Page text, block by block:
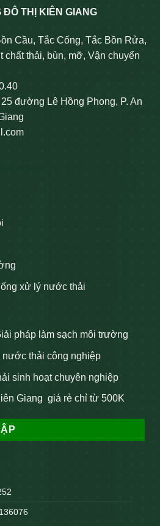
ĐÔ THỊ KIÊN GIANG
Cầu, Tắc Cống, Tắc Bồn Rửa,
chất thải, bùn, mỡ, Vận chuyển
đường Lê Hồng Phong, P. An
xử lý nước thải
pháp làm sạch môi trường
nước thải công nghiệp
sinh hoạt chuyên nghiệp
Giang giá rẻ chỉ từ 500K